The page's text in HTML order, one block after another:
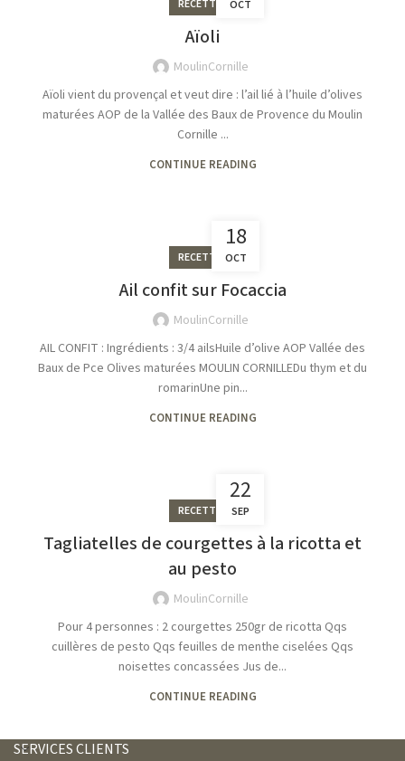
OCT
RECETTES
Aïoli
MoulinCornille
Aïoli vient du provençal et veut dire : l’ail lié à l’huile d’olives
maturées AOP de la Vallée des Baux de Provence du Moulin
Cornille ...
CONTINUE READING
18
OCT
RECETTES
Ail confit sur Focaccia
MoulinCornille
AIL CONFIT : Ingrédients : 3/4 ailsHuile d’olive AOP Vallée des
Baux de Pce Olives maturées MOULIN CORNILLEDu thym et du
romarinUne pin...
CONTINUE READING
22
SEP
RECETTES
Tagliatelles de courgettes à la ricotta et
au pesto
MoulinCornille
Pour 4 personnes : 2 courgettes 250gr de ricotta Qqs
cuillères de pesto Qqs feuilles de menthe ciselées Qqs
noisettes concassées Jus de...
CONTINUE READING
SERVICES CLIENTS